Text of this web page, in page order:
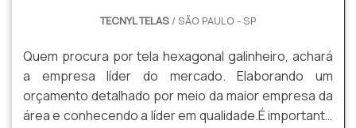
TECNYL TELAS/ SÃO PAULO - SP
Quem procura por tela hexagonal galinheiro, achará
a empresa líder do mercado. Elaborando um
orçamento detalhado por meio da maior empresa da
área e conhecendo a líder em qualidade.É importante